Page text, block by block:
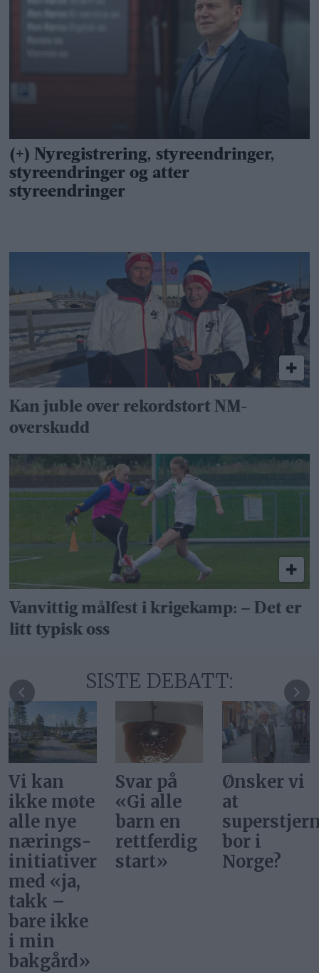
Kan juble over rekordstort NM-
overskudd
Vanvittig målfest i krigekamp: – Det er
litt typisk oss
SISTE DEBATT:
Vi kan
ikke møte
alle nye
nærings­
initiativer
med «ja,
takk –
bare ikke
i min
bakgård»
Svar på
«Gi alle
barn en
rettferdig
start»
Ønsker vi
at
bor i
Norge?